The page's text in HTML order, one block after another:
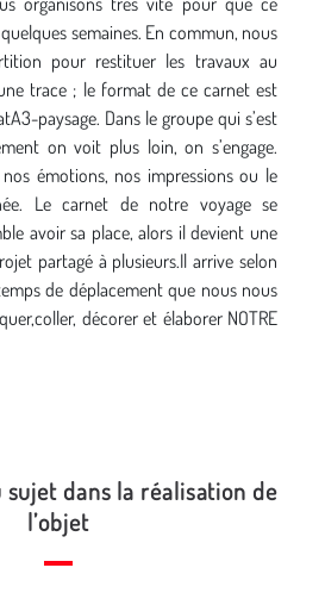
semaines. En commun, nous
pour restituer les travaux au
trace ; le format de ce carnet est
paysage. Dans le groupe qui s’est
on voit plus loin, on s’engage.
émotions, nos impressions ou le
Le carnet de notre voyage se
avoir sa place, alors il devient une
partagé à plusieurs.Il arrive selon
de déplacement que nous nous
décorer et élaborer NOTRE
sujet dans la réalisation de
l’objet